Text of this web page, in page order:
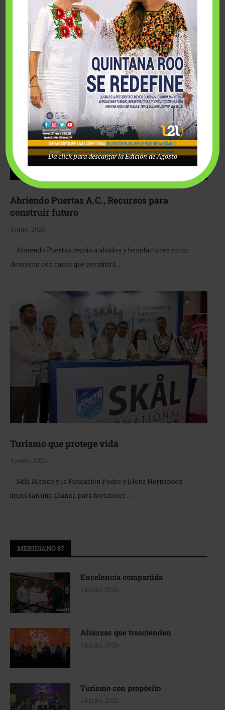
Fairmont Mayakoba y Make-A-Wish México unieron
esfuerzos para hacer realidad el deseo de una …
Abriendo Puertas A.C., Recursos para
construir futuro
1 julio, 2026
Abriendo Puertas reunió a aliados y benefactores en un
desayuno con causa que permitirá …
Turismo que protege vida
1 junio, 2026
Skål México y la Fundación Pedro y Elena Hernández
impulsan una alianza para fortalecer …
MERIDIANO 87
Excelencia compartida
14 julio, 2026
Alianzas que trascienden
14 julio, 2026
Turismo con propósito
14 julio, 2026
Da click para descargar la Edición de Agosto